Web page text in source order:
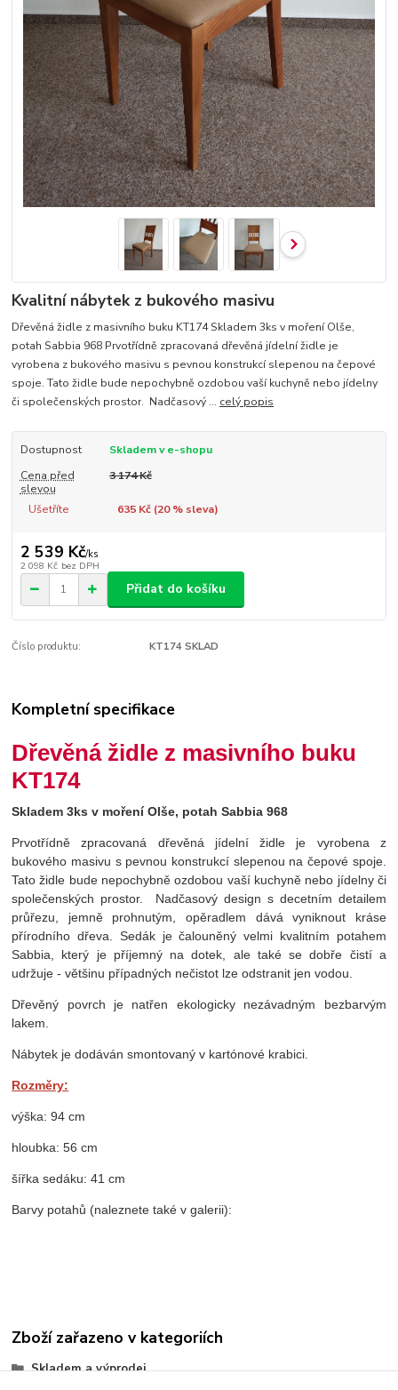
Kvalitní nábytek z bukového masivu
Dřevěná židle z masivního buku KT174 Skladem 3ks v moření Olše,
potah Sabbia 968 Prvotřídně zpracovaná dřevěná jídelní židle je
vyrobena z bukového masivu s pevnou konstrukcí slepenou na čepové
spoje. Tato židle bude nepochybně ozdobou vaší kuchyně nebo jídelny
či společenských prostor. Nadčasový ... celý popis
Dostupnost
Skladem v e-shopu
Cena před
slevou
3 174 Kč
Ušetříte 635 Kč (20% sleva)
2 539 Kč/ks
2 098 Kč bez DPH
Přidat do košíku
Číslo produktu: KT174 SKLAD
Kompletní specifikace
Dřevěná židle z masivního buku
KT174
Skladem 3ks v moření Olše, potah Sabbia 968
Prvotřídně zpracovaná dřevěná jídelní židle je vyrobena z
bukového masivu s pevnou konstrukcí slepenou na čepové spoje.
Tato židle bude nepochybně ozdobou vaší kuchyně nebo jídelny či
společenských prostor. Nadčasový design s decetním detailem
průřezu, jemně prohnutým, opěradlem dává vyniknout kráse
přírodního dřeva. Sedák je čalouněný velmi kvalitním potahem
Sabbia, který je příjemný na dotek, ale také se dobře čistí a
udržuje - většinu případných nečistot lze odstranit jen vodou.
Dřevěný povrch je natřen ekologicky nezávadným bezbarvým
lakem.
Nábytek je dodáván smontovaný v kartónové krabici.
Rozměry:
výška: 94 cm
hloubka: 56 cm
šířka sedáku: 41 cm
Barvy potahů (naleznete také v galerii):
Zboží zařazeno v kategoriích
Skladem a výprodej